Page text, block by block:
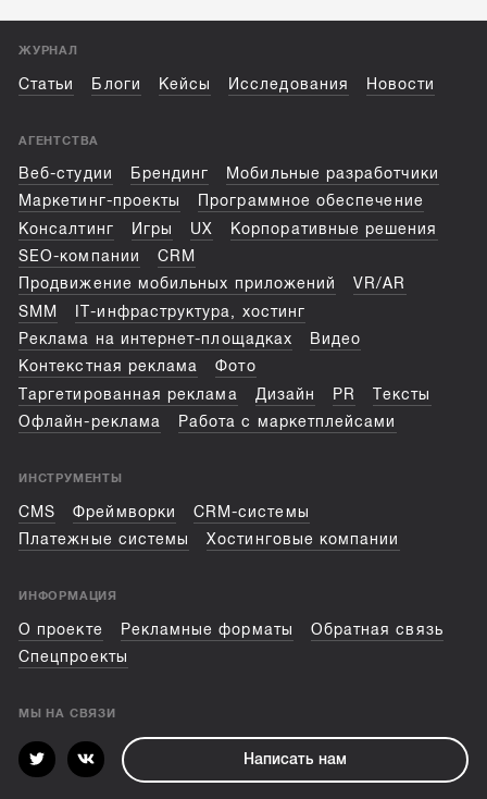
ЖУРНАЛ
Статьи Блоги Кейсы Исследования Новости
АГЕНТСТВА
Веб-студии Брендинг
Мобильные разработчики
Маркетинг-проекты
Программное обеспечение
Консалтинг
Игры UX
Корпоративные решения
SEO-компании
CRM
Продвижение мобильных приложений
VR/AR
SMM
IT-инфраструктура, хостинг
Реклама на интернет-площадках
Видео
Контекстная реклама
Фото
Таргетированная реклама
Дизайн PR
Тексты
Офлайн-реклама
Работа с маркетплейсами
ИНСТРУМЕНТЫ
CMS Фреймворки
CRM-системы
Платежные системы
Хостинговые компании
ИНФОРМАЦИЯ
О проекте Рекламные форматы
Обратная связь
Спецпроекты
МЫ НА СВЯЗИ
Написать нам